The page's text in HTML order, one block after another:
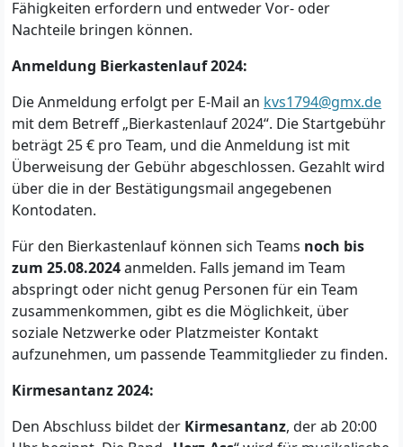
Fähigkeiten erfordern und entweder Vor- oder
Nachteile bringen können.
Anmeldung Bierkastenlauf 2024:
Die Anmeldung erfolgt per E-Mail an kvs1794@gmx.de
mit dem Betreff „Bierkastenlauf 2024“. Die Startgebühr
beträgt 25 € pro Team, und die Anmeldung ist mit
Überweisung der Gebühr abgeschlossen. Gezahlt wird
über die in der Bestätigungsmail angegebenen
Kontodaten.
Für den Bierkastenlauf können sich Teams noch bis
zum 25.08.2024anmelden. Falls jemand im Team
abspringt oder nicht genug Personen für ein Team
zusammenkommen, gibt es die Möglichkeit, über
soziale Netzwerke oder Platzmeister Kontakt
aufzunehmen, um passende Teammitglieder zu finden.
Kirmesantanz 2024:
Den Abschluss bildet der Kirmesantanz, der ab 20:00